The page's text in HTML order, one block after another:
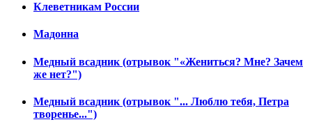
Клеветникам России
Мадонна
Медный всадник (отрывок "«Жениться? Мне? Зачем
же нет?")
Медный всадник (отрывок "... Люблю тебя, Петра
творенье...")